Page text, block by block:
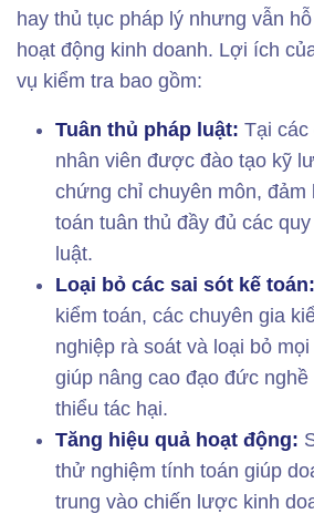
hay thủ tục pháp lý nhưng vẫn
hoạt động kinh doanh. Lợi ích
vụ kiểm tra bao gồm:
Tuân thủ pháp luật: Tại các
nhân viên được đào tạo kỹ
chứng chỉ chuyên môn, đảm
toán tuân thủ đầy đủ các
luật.
Loại bỏ các sai sót kế toán:
kiểm toán, các chuyên gia
nghiệp rà soát và loại bỏ
giúp nâng cao đạo đức nghề
thiểu tác hại.
Tăng hiệu quả hoạt động:
thử nghiệm tính toán giúp
trung vào chiến lược kinh